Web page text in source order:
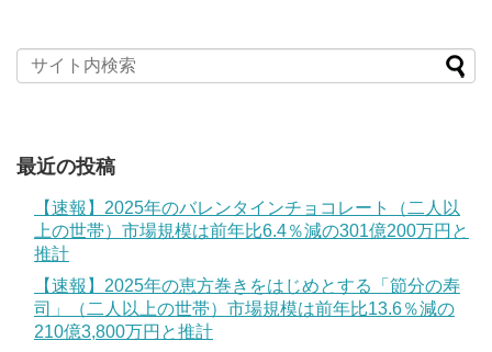
最近の投稿
【速報】2025年のバレンタインチョコレート（二人以
上の世帯）市場規模は前年比6.4％減の301億200万円と
推計
【速報】2025年の恵方巻きをはじめとする「節分の寿
司」（二人以上の世帯）市場規模は前年比13.6％減の
210億3,800万円と推計